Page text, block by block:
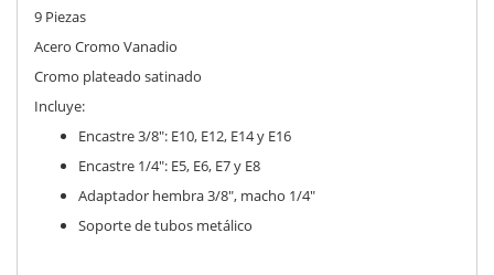
9 Piezas
Acero Cromo Vanadio
Cromo plateado satinado
Incluye:
Encastre 3/8": E10, E12, E14 y E16
Encastre 1/4": E5, E6, E7 y E8
Adaptador hembra 3/8", macho 1/4"
Soporte de tubos metálico